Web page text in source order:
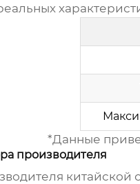
*Данные
производителя
китайской